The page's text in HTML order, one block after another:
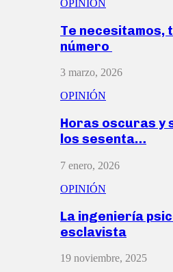
OPINIÓN
Te necesitamos,
número
3 marzo, 2026
OPINIÓN
Horas oscuras y
los sesenta…
7 enero, 2026
OPINIÓN
La ingeniería
esclavista
19 noviembre, 2025